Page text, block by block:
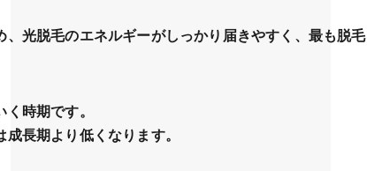
光脱毛のエネルギーがしっかり届きやすく、最も脱毛
時期です。
長期より低くなります。